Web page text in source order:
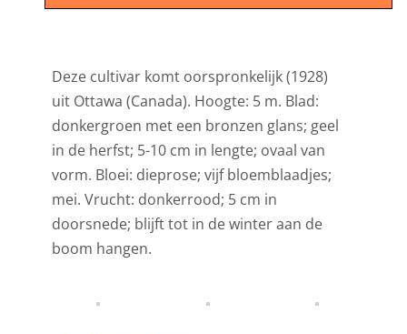
Deze cultivar komt oorspronkelijk (1928)
uit Ottawa (Canada). Hoogte: 5 m. Blad:
donkergroen met een bronzen glans; geel
in de herfst; 5-10 cm in lengte; ovaal van
vorm. Bloei: dieprose; vijf bloemblaadjes;
mei. Vrucht: donkerrood; 5 cm in
doorsnede; blijft tot in de winter aan de
boom hangen.